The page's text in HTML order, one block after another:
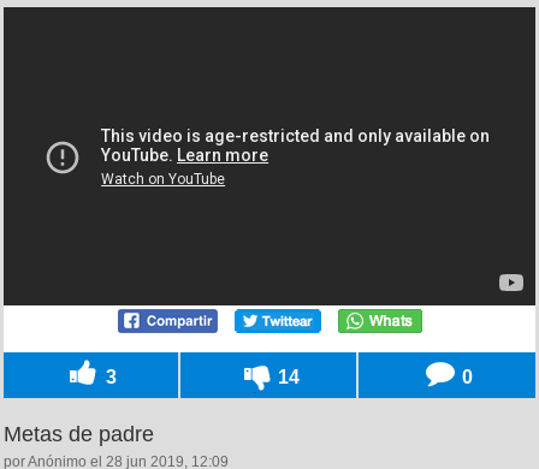
3 14 0
Metas de padre
por Anónimo el 28 jun 2019, 12:09